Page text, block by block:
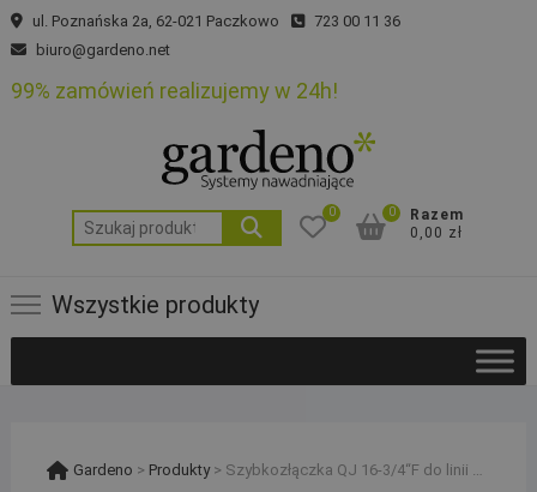
Skip
to
ul. Poznańska 2a, 62-021 Paczkowo
723 00 11 36
biuro@gardeno.net
99% zamówień realizujemy w 24h!
Szukaj:
0
Razem
0,00 zł
0
Wszystkie produkty
Gardeno > Produkty> Szybkozłączka QJ 16-3/4“F do linii kroplującej i rury PE 16